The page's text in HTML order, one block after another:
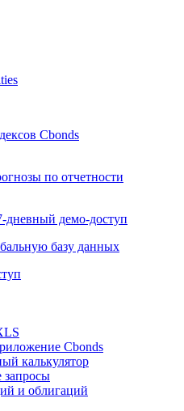
Cbonds
по отчетности
дневный демо-доступ
базу данных
Cbonds
калькулятор
и облигаций